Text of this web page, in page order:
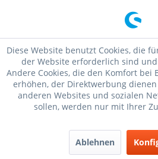
Diese Website benutzt Cookies, die
der Website erforderlich sind
Andere Cookies, die den Komfort bei
erhöhen, der Direktwerbung
anderen Websites und sozialen
sollen, werden nur mit Ihrer
Ablehnen